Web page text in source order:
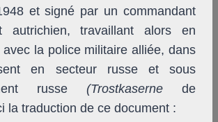
et signé par un commandant
autrichien, travaillant alors en
la police militaire alliée, dans
en secteur russe et sous
russe (Trostkaserne de
la traduction de ce document :